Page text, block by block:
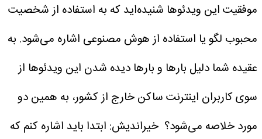
موفقیت این ویدئوها شنیده‌اید که به استفاده از شخصیت‌
محبوب لگو یا استفاده از هوش مصنوعی اشاره می‌شود. به
عقیده شما دلیل بارها و بارها دیده شدن این ویدئوها از
سوی کاربران اینترنت ساکن خارج از کشور، به همین دو
مورد خلاصه می‌شود؟ خیراندیش: ابتدا باید اشاره کنم که